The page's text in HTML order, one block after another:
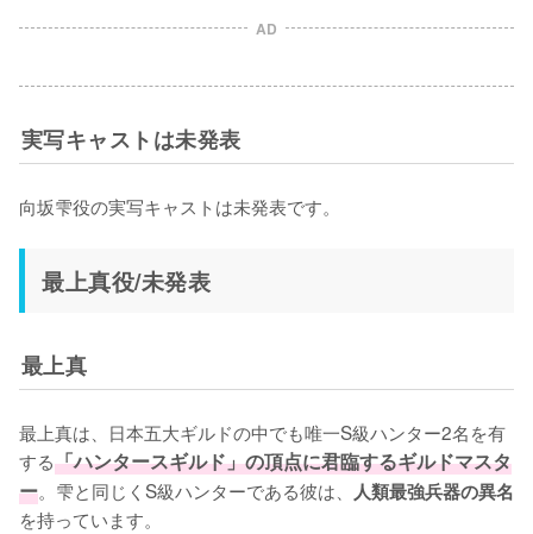
AD
実写キャストは未発表
向坂雫役の実写キャストは未発表です。
最上真役/未発表
最上真
最上真は、日本五大ギルドの中でも唯一S級ハンター2名を有
する「ハンタースギルド」の頂点に君臨するギルドマスタ
ー。雫と同じくS級ハンターである彼は、 人類最強兵器の異名
を持っています。